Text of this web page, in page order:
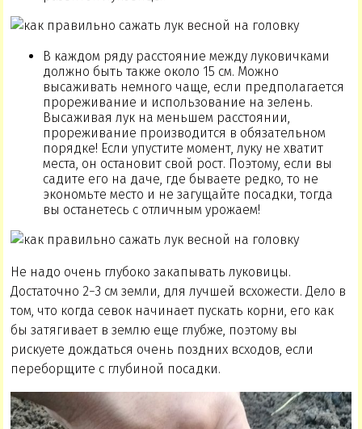
В каждом ряду расстояние между луковичками
должно быть также около 15 см. Можно
высаживать немного чаще, если предполагается
прореживание и использование на зелень.
Высаживая лук на меньшем расстоянии,
прореживание производится в обязательном
порядке! Если упустите момент, луку не хватит
места, он остановит свой рост. Поэтому, если вы
садите его на даче, где бываете редко, то не
экономьте место и не загущайте посадки, тогда
вы останетесь с отличным урожаем!
Не надо очень глубоко закапывать луковицы.
Достаточно 2−3 см земли, для лучшей всхожести. Дело в
том, что когда севок начинает пускать корни, его как
бы затягивает в землю еще глубже, поэтому вы
рискуете дождаться очень поздних всходов, если
переборщите с глубиной посадки.